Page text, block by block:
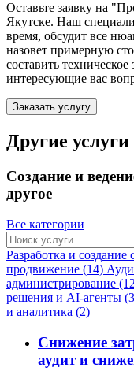
Оставьте заявку на
Якутске. Наш
время, обсудит все
назовет примерную
составить
интересующие вас
Заказать услугу
Другие услуги
Создание и
другое
Все категории
Разработка и создание
продвижение (14)
администрирование
решения и AI-агенты
и аналитика (2)
Снижение
аудит и